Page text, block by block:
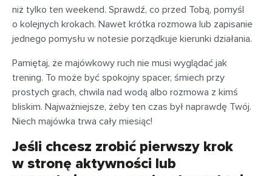
niż tylko ten weekend. Sprawdź, co przed Tobą, pomyśl
o kolejnych krokach. Nawet krótka rozmowa lub zapisanie
jednego pomysłu w notesie porządkuje kierunki działania.
Pamiętaj, że majówkowy ruch nie musi wyglądać jak
trening. To może być spokojny spacer, śmiech przy
prostych grach, chwila nad wodą albo rozmowa z kimś
bliskim. Najważniejsze, żeby ten czas był naprawdę Twój.
Niech majówka trwa cały miesiąc!
Jeśli chcesz zrobić pierwszy krok
w stronę aktywności lub